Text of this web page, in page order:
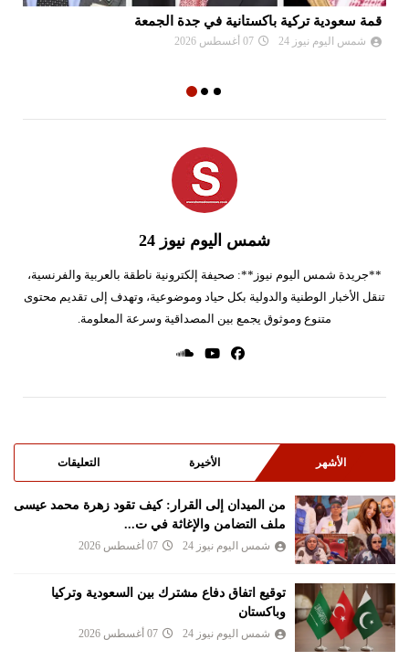
قمة سعودية تركية باكستانية في جدة الجمعة
شمس اليوم نيوز 24 07 أغسطس 2026
شمس اليوم نيوز 24
**جريدة شمس اليوم نيوز**: صحيفة إلكترونية ناطقة بالعربية والفرنسية،
تنقل الأخبار الوطنية والدولية بكل حياد وموضوعية، وتهدف إلى تقديم محتوى
متنوع وموثوق يجمع بين المصداقية وسرعة المعلومة.
الأشهر الأخيرة التعليقات
من الميدان إلى القرار: كيف تقود زهرة محمد عيسى
ملف التضامن والإغاثة في ت...
شمس اليوم نيوز 24 07 أغسطس 2026
توقيع اتفاق دفاع مشترك بين السعودية وتركيا
وباكستان
شمس اليوم نيوز 24 07 أغسطس 2026